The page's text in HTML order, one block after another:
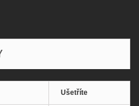
Ušetříte